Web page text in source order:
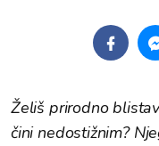
Želiš prirodno
čini nedostižnim?